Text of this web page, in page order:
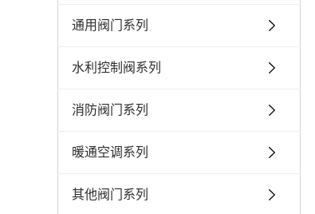
通用阀门系列
水利控制阀系列
消防阀门系列
暖通空调系列
其他阀门系列